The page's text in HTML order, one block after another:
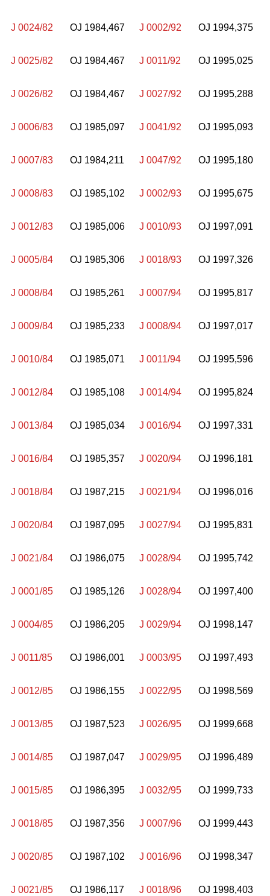
J 0024/82 OJ 1984,467 J 0002/92 OJ 1994,375
J 0025/82 OJ 1984,467 J 0011/92 OJ 1995,025
J 0026/82 OJ 1984,467 J 0027/92 OJ 1995,288
J 0006/83 OJ 1985,097 J 0041/92 OJ 1995,093
J 0007/83 OJ 1984,211 J 0047/92 OJ 1995,180
J 0008/83 OJ 1985,102 J 0002/93 OJ 1995,675
J 0012/83 OJ 1985,006 J 0010/93 OJ 1997,091
J 0005/84 OJ 1985,306 J 0018/93 OJ 1997,326
J 0008/84 OJ 1985,261 J 0007/94 OJ 1995,817
J 0009/84 OJ 1985,233 J 0008/94 OJ 1997,017
J 0010/84 OJ 1985,071 J 0011/94 OJ 1995,596
J 0012/84 OJ 1985,108 J 0014/94 OJ 1995,824
J 0013/84 OJ 1985,034 J 0016/94 OJ 1997,331
J 0016/84 OJ 1985,357 J 0020/94 OJ 1996,181
J 0018/84 OJ 1987,215 J 0021/94 OJ 1996,016
J 0020/84 OJ 1987,095 J 0027/94 OJ 1995,831
J 0021/84 OJ 1986,075 J 0028/94 OJ 1995,742
J 0001/85 OJ 1985,126 J 0028/94 OJ 1997,400
J 0004/85 OJ 1986,205 J 0029/94 OJ 1998,147
J 0011/85 OJ 1986,001 J 0003/95 OJ 1997,493
J 0012/85 OJ 1986,155 J 0022/95 OJ 1998,569
J 0013/85 OJ 1987,523 J 0026/95 OJ 1999,668
J 0014/85 OJ 1987,047 J 0029/95 OJ 1996,489
J 0015/85 OJ 1986,395 J 0032/95 OJ 1999,733
J 0018/85 OJ 1987,356 J 0007/96 OJ 1999,443
J 0020/85 OJ 1987,102 J 0016/96 OJ 1998,347
J 0021/85 OJ 1986,117 J 0018/96 OJ 1998,403